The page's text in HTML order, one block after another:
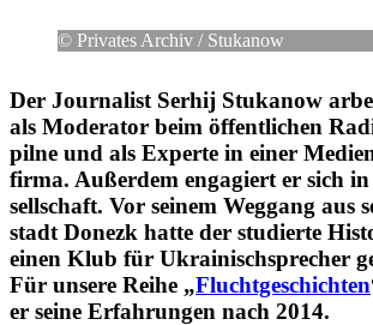
© Pri­va­tes Archiv /​​ Stu­ka­now
Der Jour­na­list Serhij Stu­ka­now
als Mode­ra­tor beim öffent­li­chen
pilne und als Experte in einer
firma. Außer­dem enga­giert er sich
sell­schaft. Vor seinem Weggang aus
stadt Donezk hatte der stu­dierte
einen Klub für Ukrai­nisch­spre­cher
Für unsere Reihe „Flucht­ge­schich­ten
er seine Erfah­run­gen nach 2014.